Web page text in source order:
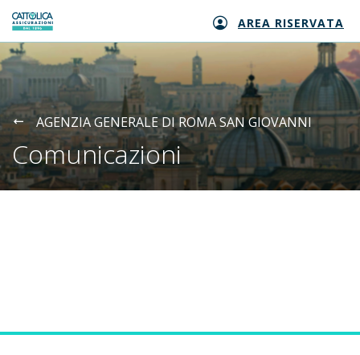
Generali logo AREA RISERVATA
AGENZIA GENERALE DI ROMA SAN GIOVANNI
Comunicazioni